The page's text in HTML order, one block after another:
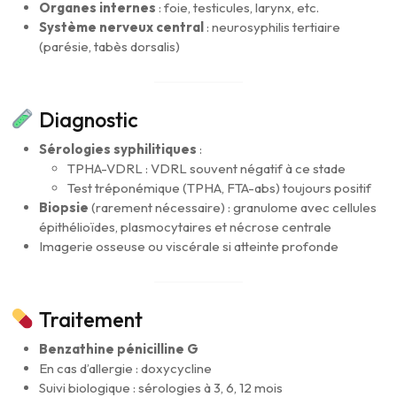
Organes internes : foie, testicules, larynx, etc.
Système nerveux central : neurosyphilis tertiaire
(parésie, tabès dorsalis)
Diagnostic
Sérologies syphilitiques :
TPHA-VDRL : VDRL souvent négatif à ce stade
Test tréponémique (TPHA, FTA-abs) toujours positif
Biopsie (rarement nécessaire) : granulome avec cellules
épithélioïdes, plasmocytaires et nécrose centrale
Imagerie osseuse ou viscérale si atteinte profonde
Traitement
Benzathine pénicilline G
En cas d’allergie : doxycycline
Suivi biologique : sérologies à 3, 6, 12 mois